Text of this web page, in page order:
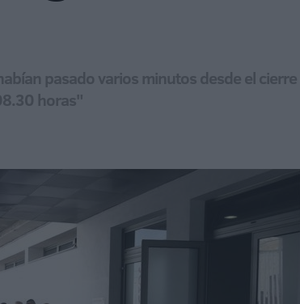
pasado varios minutos desde el
horas"